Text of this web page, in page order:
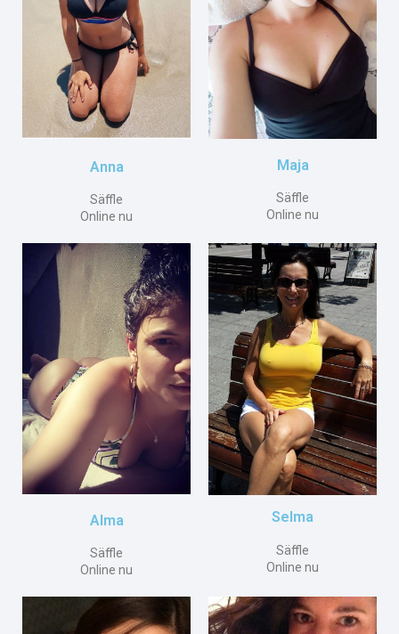
Anna
Säffle
Online nu
Maja
Säffle
Online nu
Alma
Säffle
Online nu
Selma
Säffle
Online nu